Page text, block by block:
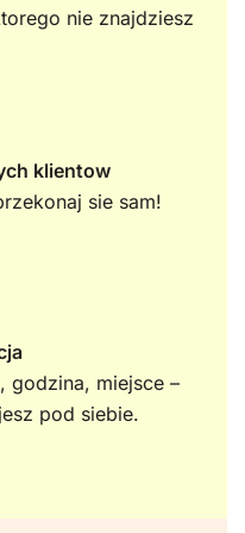
nie znajdziesz
klientow
sie sam!
godzina, miejsce –
pod siebie.